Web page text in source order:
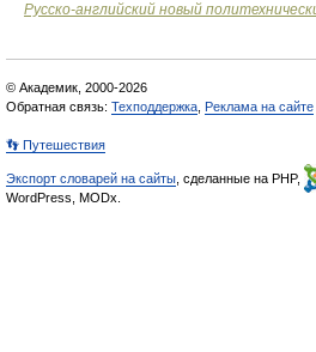
Русско-английский новый
© Академик, 2000-2026
Обратная связь: Техподдержка Реклама на сайте
👣 Путешествия
Экспорт словарей на сайты , сделанные на PHP,
WordPress, MODx.